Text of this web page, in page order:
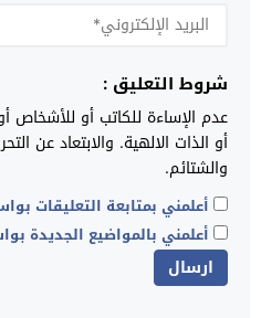
شروط التعليق :
عدم الإساءة للكاتب أو للأشخاص
أو الذات الالهية. والابتعاد عن
والشتائم.
أعلمني بمتابعة التعليقات
أعلمني بالمواضيع الجديدة